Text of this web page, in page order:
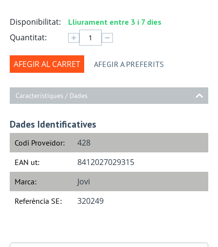
Disponibilitat: Lliurament entre 3 i 7 dies
Quantitat: + −
AFEGIR AL CARRET AFEGIR A PREFERITS
Característiques / Dades
Dades Identificatives
Codi Proveïdor: 428
EAN ut: 8412027029315
Marca: Jovi
Referència SE: 320249